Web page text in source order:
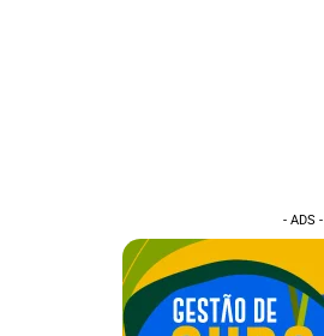
- ADS -